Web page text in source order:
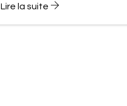
Lire la suite